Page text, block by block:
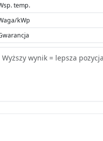
temp.
kWp
Wyższy wynik = lepsza